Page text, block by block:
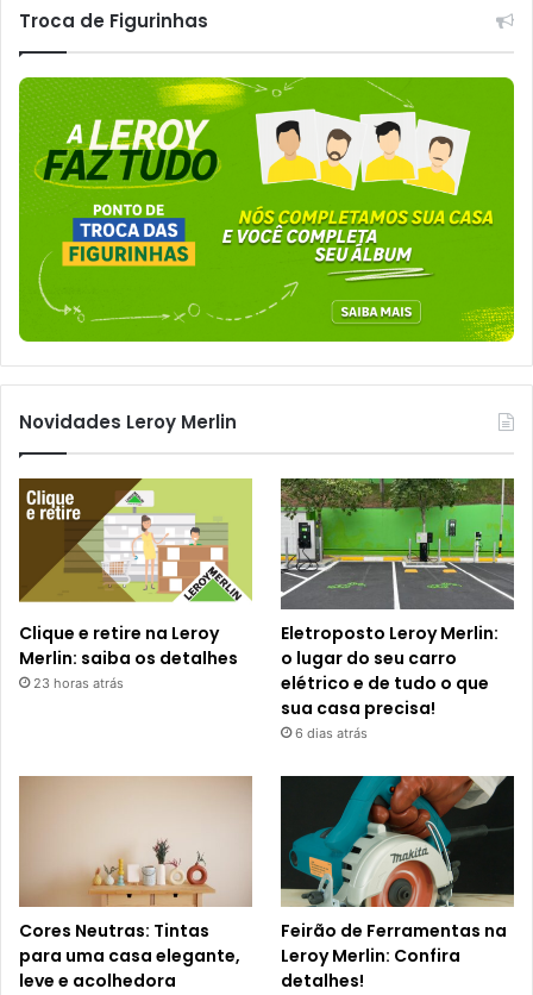
Troca de Figurinhas
Novidades Leroy Merlin
Clique e retire na Leroy
Merlin: saiba os detalhes
23 horas atrás
Eletroposto Leroy Merlin:
o lugar do seu carro
elétrico e de tudo o que
sua casa precisa!
6 dias atrás
Cores Neutras: Tintas
para uma casa elegante,
leve e acolhedora
Feirão de Ferramentas na
Leroy Merlin: Confira
detalhes!